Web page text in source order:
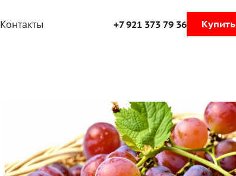
Контакты +7 921 373 79 36 Купить